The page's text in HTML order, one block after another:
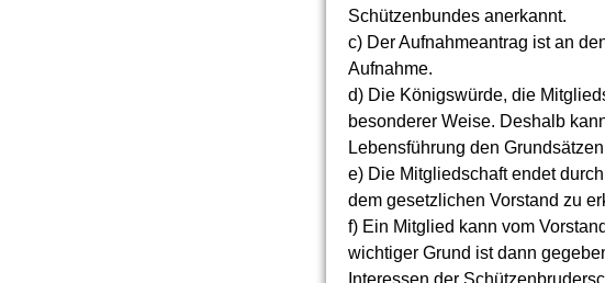
Schützenbundes anerkannt.
c) Der Aufnahmeantrag ist an
Aufnahme.
d) Die Königswürde, die
besonderer Weise. Deshalb
Lebensführung den
e) Die Mitgliedschaft endet
dem gesetzlichen Vorstand zu
f) Ein Mitglied kann vom
wichtiger Grund ist dann
Interessen der